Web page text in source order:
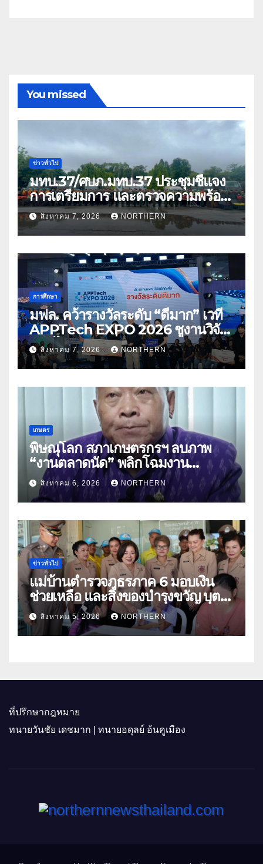
You missed
ข่าวทั่วไป
มทบ.37/ศบภ.มทบ.37 ประชุมชี้แจง
การเตรียมการ และตรวจความพร้อม
ด้านการบรรเทาสาธารณภัย
สิงหาคม 7, 2026 NORTHERN
การศึกษา
มฟล. คว้ารางวัลระดับ “ดีมาก” เวที
APPTech EXPO 2026 ชูงานวิจัย
สมุนไพร ขับเคลื่อนนวัตกรรมสู่เชิง
พาณิชย์
สิงหาคม 7, 2026 NORTHERN
เกษตร
พิษณุโลก สภาเกษตรกรฯ ลบภาพ
“งานตลาดนัด” พลิกโฉมงาน
“เกษตรรุ่งเรืองเมืองสองแคว 69” มุ่ง
ประโยชน์เกษตรกร ดึงนวัตกรรม-จับ
คู่ธุรกิจดันสินค้าเกษตรสู่สากล (คลิป)
สิงหาคม 6, 2026 NORTHERN
ข่าวทั่วไป
แม่บ้านตำรวจภูธรภาค 6 มอบเงิน
ช่วยเหลือ และสิ่งของบำรุงขวัญ บุตร-
ธิดา ข้าราชการตำรวจจังหวัด
อุทัยธานี
สิงหาคม 5, 2026 NORTHERN
ที่ปรึกษากฎหมาย
ทนายวันชัย เดชมาก | ทนายอดุลย์ อ้นคูเมือง